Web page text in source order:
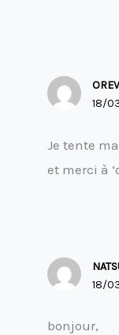
18/
Je tente
et merci à
18/
bonjour,